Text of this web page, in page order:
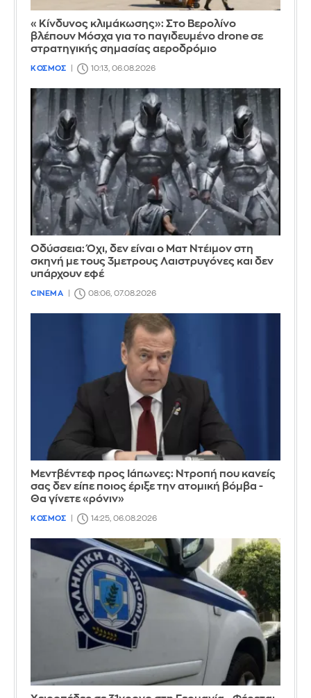
«Κίνδυνος κλιμάκωσης»: Στο Βερολίνο
βλέπουν Μόσχα για το παγιδευμένο drone σε
στρατηγικής σημασίας αεροδρόμιο
ΚΟΣΜΟΣ 10:13, 06.08.2026
Οδύσσεια: Όχι, δεν είναι ο Ματ Ντέιμον στη
σκηνή με τους 3μετρους Λαιστρυγόνες και δεν
υπάρχουν εφέ
CINEMA 08:06, 07.08.2026
Μεντβέντεφ προς Ιάπωνες: Ντροπή που κανείς
σας δεν είπε ποιος έριξε την ατομική βόμβα -
Θα γίνετε «ρόνιν»
ΚΟΣΜΟΣ 14:25, 06.08.2026